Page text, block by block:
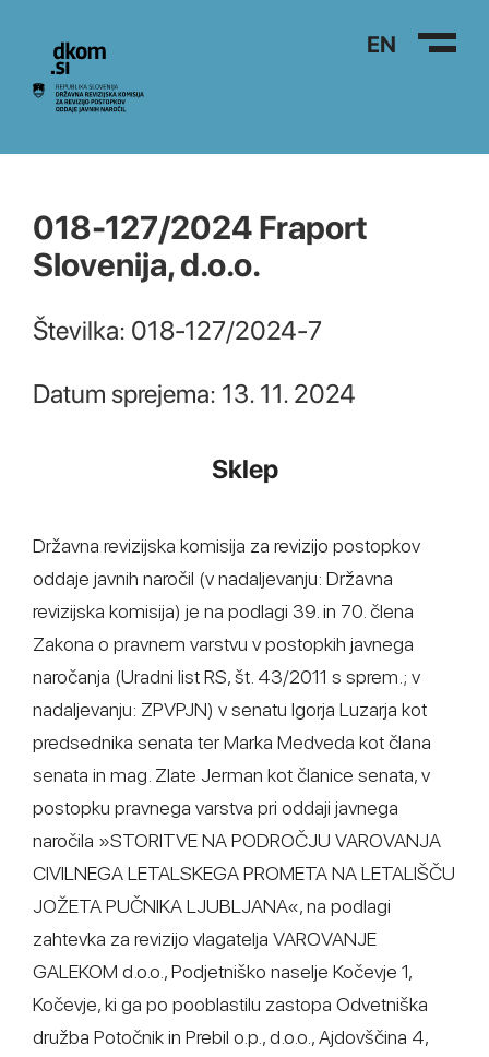
Na vsebino EN
018-127/2024 Fraport
Slovenija, d.o.o.
Številka: 018-127/2024-7
Datum sprejema: 13. 11. 2024
Sklep
Državna revizijska komisija za revizijo postopkov
oddaje javnih naročil (v nadaljevanju: Državna
revizijska komisija) je na podlagi 39. in 70. člena
Zakona o pravnem varstvu v postopkih javnega
naročanja (Uradni list RS, št. 43/2011 s sprem.; v
nadaljevanju: ZPVPJN) v senatu Igorja Luzarja kot
predsednika senata ter Marka Medveda kot člana
senata in mag. Zlate Jerman kot članice senata, v
postopku pravnega varstva pri oddaji javnega
naročila »STORITVE NA PODROČJU VAROVANJA
CIVILNEGA LETALSKEGA PROMETA NA LETALIŠČU
JOŽETA PUČNIKA LJUBLJANA«, na podlagi
zahtevka za revizijo vlagatelja VAROVANJE
GALEKOM d.o.o., Podjetniško naselje Kočevje 1,
Kočevje, ki ga po pooblastilu zastopa Odvetniška
družba Potočnik in Prebil o.p., d.o.o., Ajdovščina 4,